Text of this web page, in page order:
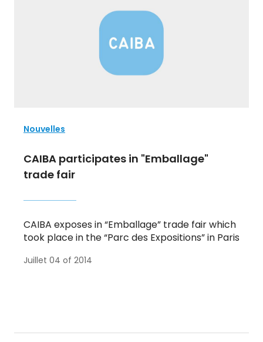
Nouvelles
CAIBA participates in "Emballage"
trade fair
CAIBA exposes in “Emballage” trade fair which
took place in the “Parc des Expositions” in Paris
Juillet 04 of 2014